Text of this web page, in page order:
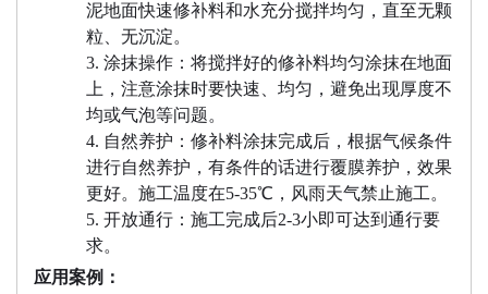
泥地面快速修补料和水充分搅拌均匀，直至无颗
粒、无沉淀。
3. 涂抹操作：将搅拌好的修补料均匀涂抹在地面
上，注意涂抹时要快速、均匀，避免出现厚度不
均或气泡等问题。
4. 自然养护 ：修补料涂抹完成后，根据气候条件
进行自然养护 ， 有条件的话进行覆膜养护，效果
更好。施工温度在5-35℃， 风雨天气禁止施工。
5. 开放通行 ： 施工完成后2-3小即可达到通行要
求。
应用案例：